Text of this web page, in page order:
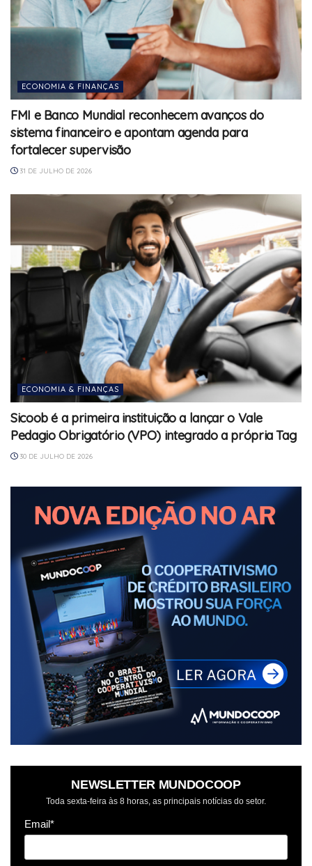
ECONOMIA & FINANÇAS
FMI e Banco Mundial reconhecem avanços do
sistema financeiro e apontam agenda para
fortalecer supervisão
31 DE JULHO DE 2026
ECONOMIA & FINANÇAS
Sicoob é a primeira instituição a lançar o Vale
Pedagio Obrigatório (VPO) integrado a própria Tag
30 DE JULHO DE 2026
NEWSLETTER MUNDOCOOP
Toda sexta-feira às 8 horas, as principais notícias do setor.
Email*